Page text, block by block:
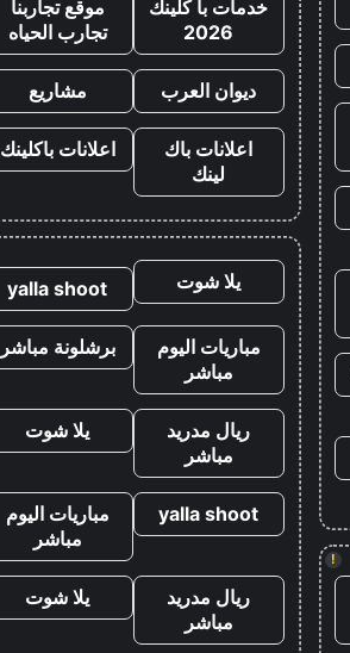
!
خدمات با كلينك
2026
موقع تجاربنا
تجارب الحياه
ديوان العرب مشاريع
اعلانات باك
لينك
اعلانات باكلينك
يلا شوت yalla shoot
مباريات اليوم
مباشر
برشلونة مباشر
ريال مدريد
مباشر
يلا شوت
yalla shoot
مباريات اليوم
مباشر
ريال مدريد
مباشر
يلا شوت